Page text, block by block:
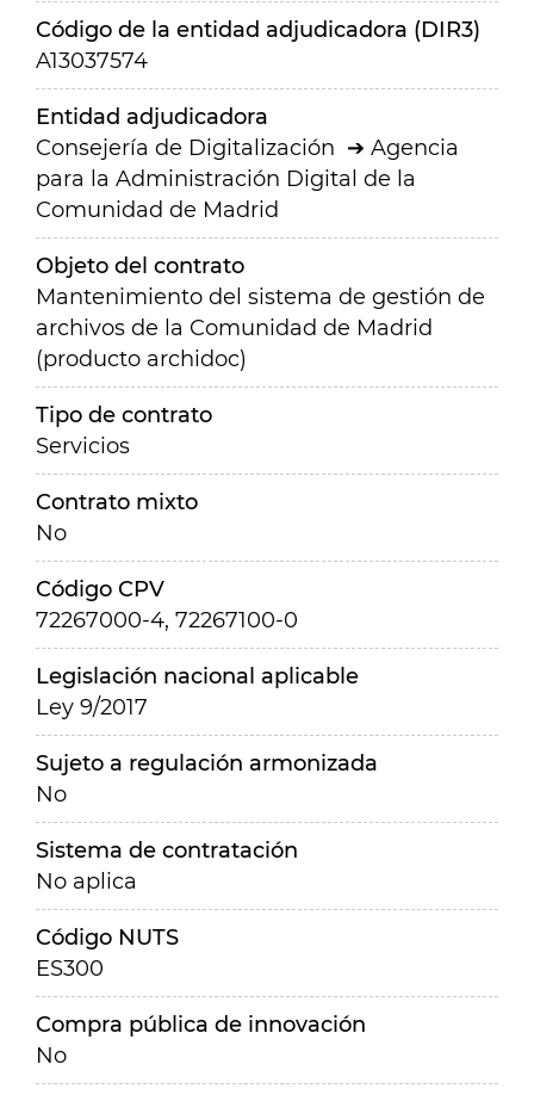
Código de la entidad adjudicadora (DIR3)
A13037574
Entidad adjudicadora
Consejería de Digitalización
Agencia
para la Administración Digital de la
Comunidad de Madrid
Objeto del contrato
Mantenimiento del sistema de gestión de
archivos de la Comunidad de Madrid
(producto archidoc)
Tipo de contrato
Servicios
Contrato mixto
No
Código CPV
72267000-4, 72267100-0
Legislación nacional aplicable
Ley 9/2017
Sujeto a regulación armonizada
No
Sistema de contratación
No aplica
Código NUTS
ES300
Compra pública de innovación
No